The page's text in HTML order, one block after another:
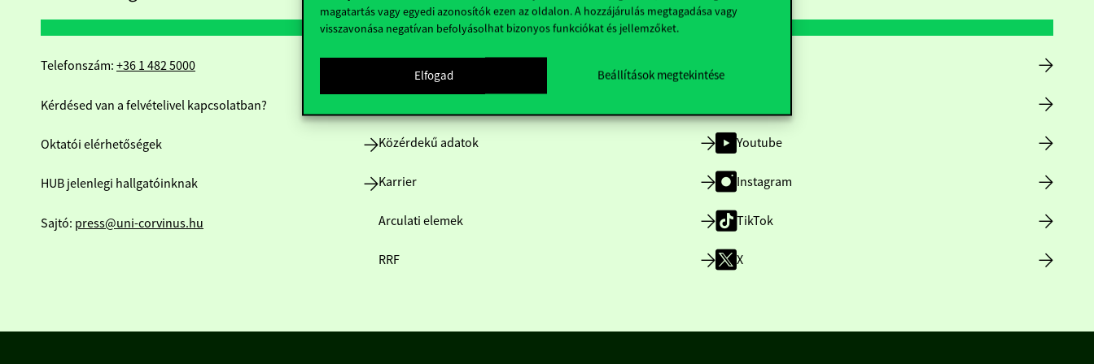
magatartás vagy egyedi azonosítók ezen az oldalon. A hozzájárulás megtagadása vagy
visszavonása negatívan befolyásolhat bizonyos funkciókat és jellemzőket.
Elfogad Beállítások megtekintése
Telefonszám: +36 1 482 5000
Kérdésed van a felvételivel kapcsolatban?
Oktatói elérhetőségek
HUB jelenlegi hallgatóinknak
Sajtó: press@uni-corvinus.hu
Közérdekű adatok
Karrier
Arculati elemek
RRF
Youtube
Instagram
TikTok
X